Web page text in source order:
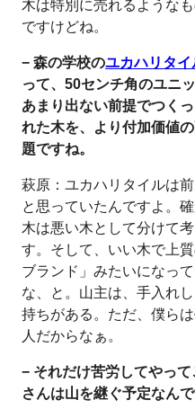
木は特別に売れるような
ですけどね。
− 森の学校のユカハリタイ
って、50センチ角のユニ
あまり出ない前提でつく
れた木を、より付加価値
題ですね。
萩原：ユカハリタイルは
と思っていたんですよ。
木は悪い木として分けて
す。そして、いい木で上
ブランド」みたいになっ
な、と。山主は、手入れ
持ちがある。ただ、僕ら
人だからなぁ。
− それだけ苦労してやっ
さんは山を継ぐ予定なんで